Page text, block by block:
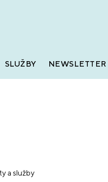
SLUŽBY NEWSLETTER
a služby